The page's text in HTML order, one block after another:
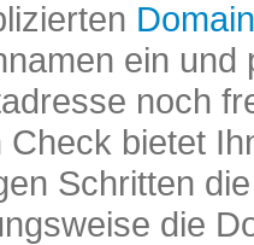
ein und
noch
Check bietet
Schritten
die